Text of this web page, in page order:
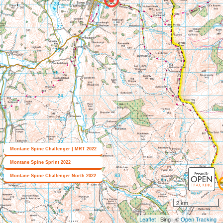
Montane Spine Challenger | MRT 2022
Montane Spine Sprint 2022
Montane Spine Challenger North 2022
2 km
Leaflet| Bing | ©Open Tracking